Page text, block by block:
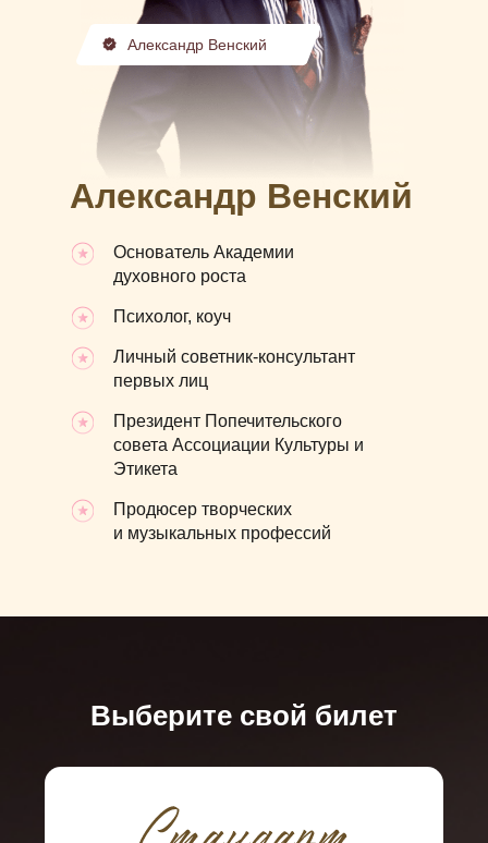
Основатель Академии
духовного роста
Александр Венский
Личный советник-консультант
первых лиц
Президент Попечительского
совета Ассоциации Культуры и
Этикета
Продюсер творческих
и музыкальных профессий
Александр Венский
Психолог, коуч
Выберите свой билет